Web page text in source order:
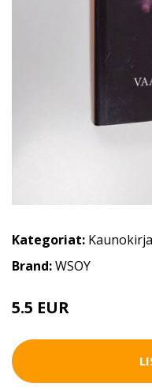
Kategoriat:
Brand:WSOY
5.5 EUR